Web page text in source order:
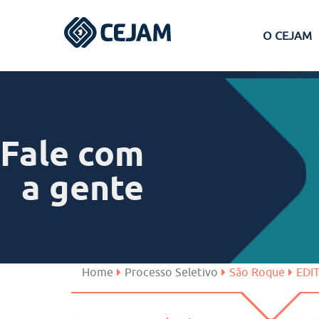
O CEJAM
Ferraz de Vasconcelos
São José dos Campos
Fale com
a gente
Home Processo Seletivo São Roque